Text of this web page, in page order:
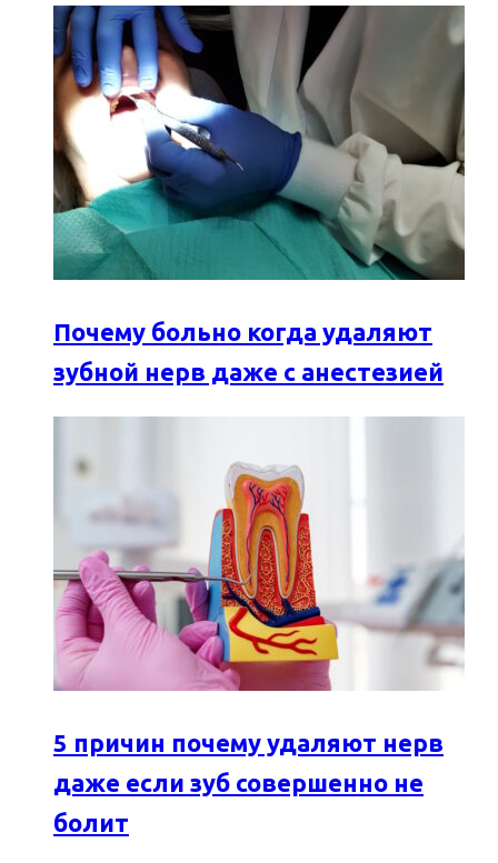
Почему больно когда удаляют
зубной нерв даже с анестезией
5 причин почему удаляют нерв
даже если зуб совершенно не
болит